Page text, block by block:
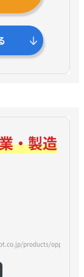
・製造
products/oppent-